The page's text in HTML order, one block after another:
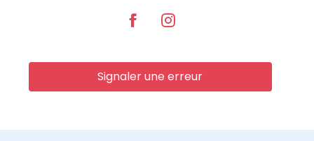
Signaler une erreur